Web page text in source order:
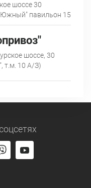
шоссе 30
павильон 15
шоссе, 30
т.м. 10 А/З)